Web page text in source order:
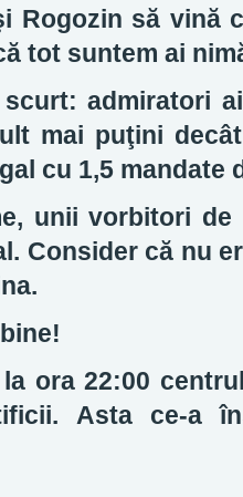
Rogozin să vină
tot suntem ai
admiratori
mai puţini
cu 1,5 mandate
unii vorbitori
Consider că nu
ora 22:00
Asta ce-a